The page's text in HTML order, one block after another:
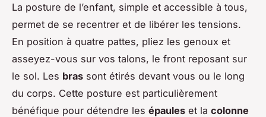
La posture de l’enfant, simple et accessible à tous,
permet de se recentrer et de libérer les tensions.
En position à quatre pattes, pliez les genoux et
asseyez-vous sur vos talons, le front reposant sur
le sol. Les bras sont étirés devant vous ou le long
du corps. Cette posture est particulièrement
bénéfique pour détendre les épaules et la colonne